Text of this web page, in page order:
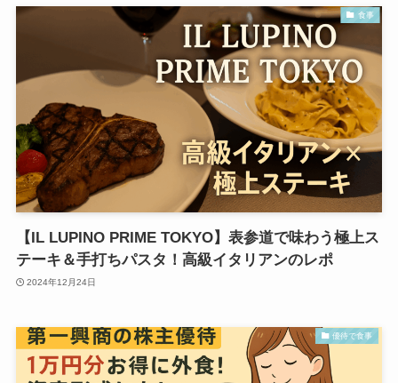
食事
【IL LUPINO PRIME TOKYO】表参道で味わう極上ス
テーキ＆手打ちパスタ！高級イタリアンのレポ
2024年12月24日
優待で食事